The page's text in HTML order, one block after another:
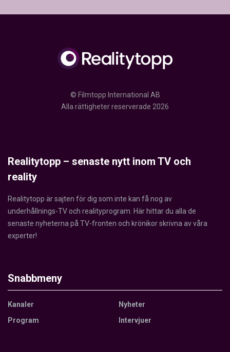
© Filmtopp International AB
Alla rättigheter reserverade 2026
Realitytopp – senaste nytt inom TV och
reality
Realitytopp är sajten för dig som inte kan få nog av
underhållnings-TV och realityprogram. Här hittar du alla de
senaste nyheterna på TV-fronten och krönikor skrivna av våra
experter!
Snabbmeny
Kanaler
Program
Nyheter
Intervjuer